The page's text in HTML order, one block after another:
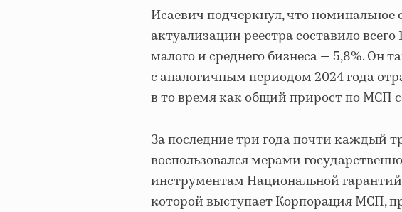
Исаевич подчеркнул, что
актуализации реестра составило всего
малого и среднего бизнеса — 5,8%. Он
с аналогичным периодом 2024 года
в то время как общий прирост по МСП
За последние три года почти каждый
воспользовался мерами
инструментам Национальной
которой выступает Корпорация МСП,